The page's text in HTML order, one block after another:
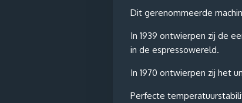
Dit gerenommeerde
In 1939 ontwierpen zij de
in de espressowereld.
In 1970 ontwierpen zij het
Perfecte